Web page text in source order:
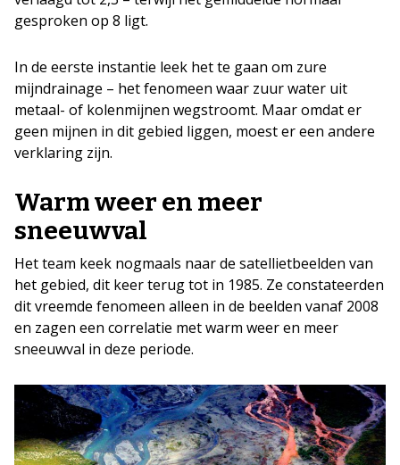
gesproken op 8 ligt.
In de eerste instantie leek het te gaan om zure
mijndrainage – het fenomeen waar zuur water uit
metaal- of kolenmijnen wegstroomt. Maar omdat er
geen mijnen in dit gebied liggen, moest er een andere
verklaring zijn.
Warm weer en meer
sneeuwval
Het team keek nogmaals naar de satellietbeelden van
het gebied, dit keer terug tot in 1985. Ze constateerden
dit vreemde fenomeen alleen in de beelden vanaf 2008
en zagen een correlatie met warm weer en meer
sneeuwval in deze periode.